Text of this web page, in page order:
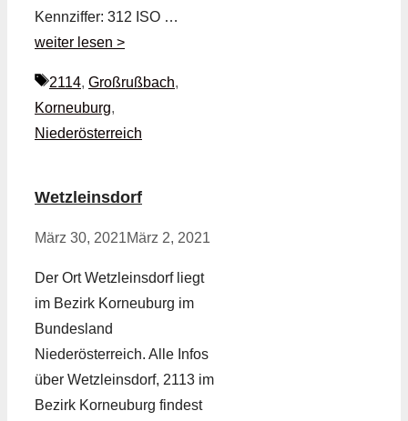
Kennziffer: 312 ISO …
weiter lesen >
Schlagwörter
2114, Großrußbach,
Korneuburg,
Niederösterreich
Wetzleinsdorf
März 30, 2021März 2, 2021
Der Ort Wetzleinsdorf liegt
im Bezirk Korneuburg im
Bundesland
Niederösterreich. Alle Infos
über Wetzleinsdorf, 2113 im
Bezirk Korneuburg findest